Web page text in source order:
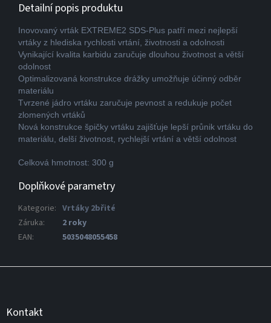
Detailní popis produktu
Inovovaný vrták EXTREME2 SDS-Plus patří mezi nejlepší
vrtáky z hlediska rychlosti vrtání, životnosti a odolnosti
Vynikající kvalita karbidu zaručuje dlouhou životnost a větší
odolnost
Optimalizovaná konstrukce drážky umožňuje účinný odběr
materiálu
Tvrzené jádro vrtáku zaručuje pevnost a redukuje počet
zlomených vrtáků
Nová konstrukce špičky vrtáku zajišťuje lepší průnik vrtáku do
materiálu, delší životnost, rychlejší vrtání a větší odolnost
Celková hmotnost: 300 g
Doplňkové parametry
Kategorie: Vrtáky 2břité
Záruka:
2 roky
EAN: 5035048055458
Z
Kontakt